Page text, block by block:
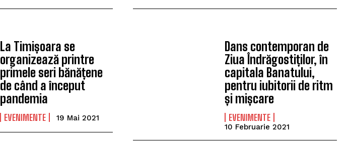
La Timișoara se
organizează printre
primele seri bănățene
de când a început
pandemia
EVENIMENTE 19 Mai 2021
Dans contemporan de
Ziua Îndrăgostiților, în
capitala Banatului,
pentru iubitorii de ritm
și mișcare
EVENIMENTE
10 Februarie 2021